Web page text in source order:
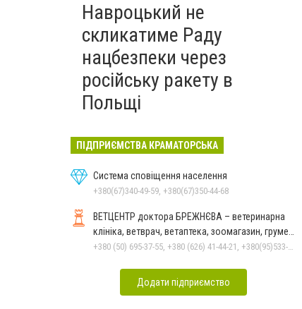
Навроцький не
скликатиме Раду
нацбезпеки через
російську ракету в
Польщі
ПІДПРИЄМСТВА КРАМАТОРСЬКА
Система сповіщення населення
+380(67)340-49-59, +380(67)350-44-68
ВЕТЦЕНТР доктора БРЕЖНЄВА – ветеринарна
клініка, ветврач, ветаптека, зоомагазин, грумер,
стрижки.
+380 (50) 695-37-55, +380 (626) 41-44-21, +380(95)533-90-03
Додати підприємство